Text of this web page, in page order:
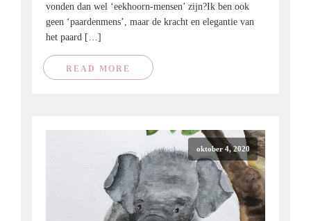
vonden dan wel ‘eekhoorn-mensen’ zijn?Ik ben ook
geen ‘paardenmens’, maar de kracht en elegantie van
het paard […]
READ MORE
oktober 4, 2020